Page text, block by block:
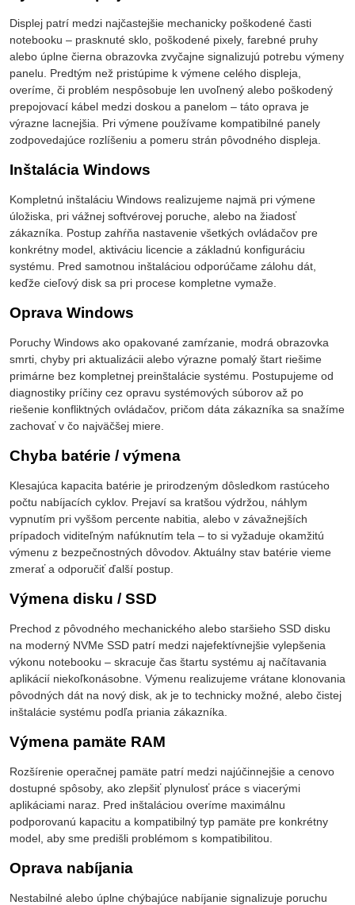
Displej patrí medzi najčastejšie mechanicky poškodené časti
notebooku – prasknuté sklo, poškodené pixely, farebné pruhy
alebo úplne čierna obrazovka zvyčajne signalizujú potrebu výmeny
panelu. Predtým než pristúpime k výmene celého displeja,
overíme, či problém nespôsobuje len uvoľnený alebo poškodený
prepojovací kábel medzi doskou a panelom – táto oprava je
výrazne lacnejšia. Pri výmene používame kompatibilné panely
zodpovedajúce rozlíšeniu a pomeru strán pôvodného displeja.
Inštalácia Windows
Kompletnú inštaláciu Windows realizujeme najmä pri výmene
úložiska, pri vážnej softvérovej poruche, alebo na žiadosť
zákazníka. Postup zahŕňa nastavenie všetkých ovládačov pre
konkrétny model, aktiváciu licencie a základnú konfiguráciu
systému. Pred samotnou inštaláciou odporúčame zálohu dát,
keďže cieľový disk sa pri procese kompletne vymaže.
Oprava Windows
Poruchy Windows ako opakované zamŕzanie, modrá obrazovka
smrti, chyby pri aktualizácii alebo výrazne pomalý štart riešime
primárne bez kompletnej preinštalácie systému. Postupujeme od
diagnostiky príčiny cez opravu systémových súborov až po
riešenie konfliktných ovládačov, pričom dáta zákazníka sa snažíme
zachovať v čo najväčšej miere.
Chyba batérie / výmena
Klesajúca kapacita batérie je prirodzeným dôsledkom rastúceho
počtu nabíjacích cyklov. Prejaví sa kratšou výdržou, náhlym
vypnutím pri vyššom percente nabitia, alebo v závažnejších
prípadoch viditeľným nafúknutím tela – to si vyžaduje okamžitú
výmenu z bezpečnostných dôvodov. Aktuálny stav batérie vieme
zmerať a odporučiť ďalší postup.
Výmena disku / SSD
Prechod z pôvodného mechanického alebo staršieho SSD disku
na moderný NVMe SSD patrí medzi najefektívnejšie vylepšenia
výkonu notebooku – skracuje čas štartu systému aj načítavania
aplikácií niekoľkonásobne. Výmenu realizujeme vrátane klonovania
pôvodných dát na nový disk, ak je to technicky možné, alebo čistej
inštalácie systému podľa priania zákazníka.
Výmena pamäte RAM
Rozšírenie operačnej pamäte patrí medzi najúčinnejšie a cenovo
dostupné spôsoby, ako zlepšiť plynulosť práce s viacerými
aplikáciami naraz. Pred inštaláciou overíme maximálnu
podporovanú kapacitu a kompatibilný typ pamäte pre konkrétny
model, aby sme predišli problémom s kompatibilitou.
Oprava nabíjania
Nestabilné alebo úplne chýbajúce nabíjanie signalizuje poruchu